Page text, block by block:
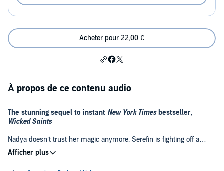
Acheter pour 22,00 €
À propos de ce contenu audio
The stunning sequel to instant New York Timesbestseller,
Wicked Saints
Nadya doesn’t trust her magic anymore. Serefin is fighting off a
voice in his head that doesn’t belong to him. Malachiasz is at war
with who--and what--he’s become.